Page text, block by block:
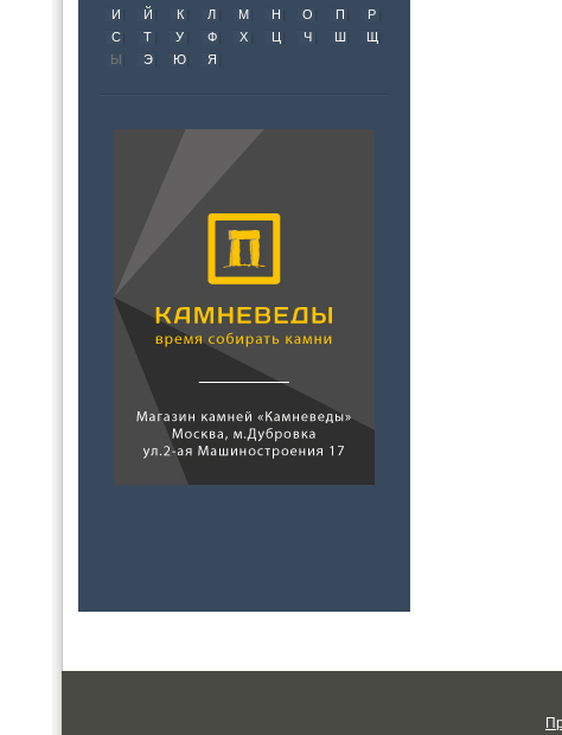
И
Й К Л М Н О П
Р
С
Т У Ф Х Ц Ч Ш
Щ
Ы
Э Ю Я